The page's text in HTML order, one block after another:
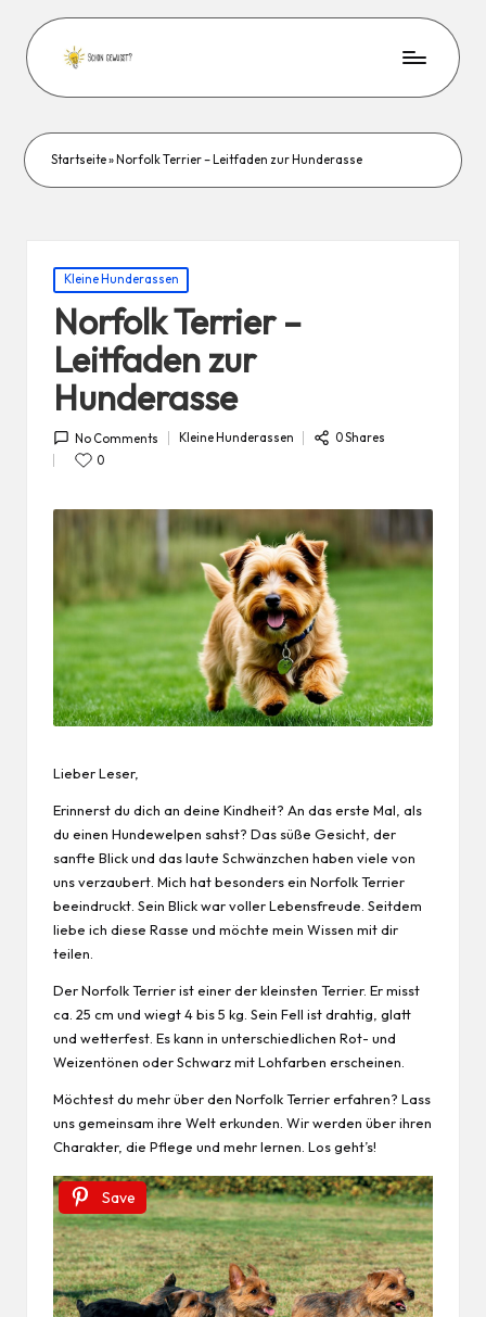
Startseite» Norfolk Terrier – Leitfaden zur Hunderasse
Posted
in
Kleine Hunderassen
Norfolk Terrier –
Leitfaden zur
Hunderasse
No Comments
Posted
Kleine Hunderassen
0 Shares
0
Lieber Leser,
Erinnerst du dich an deine Kindheit? An das erste Mal, als
du einen Hundewelpen sahst? Das süße Gesicht, der
sanfte Blick und das laute Schwänzchen haben viele von
uns verzaubert. Mich hat besonders ein Norfolk Terrier
beeindruckt. Sein Blick war voller Lebensfreude. Seitdem
liebe ich diese Rasse und möchte mein Wissen mit dir
teilen.
Der Norfolk Terrier ist einer der kleinsten Terrier. Er misst
ca. 25 cm und wiegt 4 bis 5 kg. Sein Fell ist drahtig, glatt
und wetterfest. Es kann in unterschiedlichen Rot- und
Weizentönen oder Schwarz mit Lohfarben erscheinen.
Möchtest du mehr über den Norfolk Terrier erfahren? Lass
uns gemeinsam ihre Welt erkunden. Wir werden über ihren
Charakter, die Pflege und mehr lernen. Los geht’s!
Save